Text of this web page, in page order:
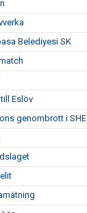
Belediyesi SK
Eslöv
genombrott i SHE